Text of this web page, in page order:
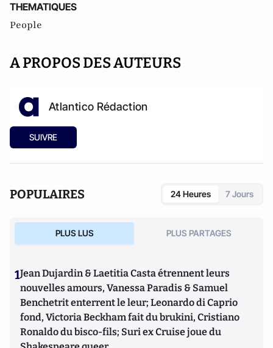
THEMATIQUES
People
A PROPOS DES AUTEURS
Atlantico Rédaction
SUIVRE
POPULAIRES 24 Heures 7 Jours
PLUS LUS PLUS PARTAGES
1Jean Dujardin & Laetitia Casta étrennent leurs
nouvelles amours, Vanessa Paradis & Samuel
Benchetrit enterrent le leur; Leonardo di Caprio
fond, Victoria Beckham fait du brukini, Cristiano
Ronaldo du bisco-fils; Suri ex Cruise joue du